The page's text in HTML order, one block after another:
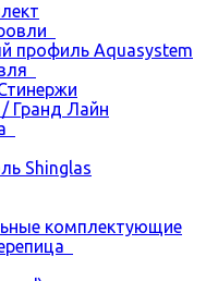
профиль Aquasystem
/ Гранд Лайн
Shinglas
комплектующие